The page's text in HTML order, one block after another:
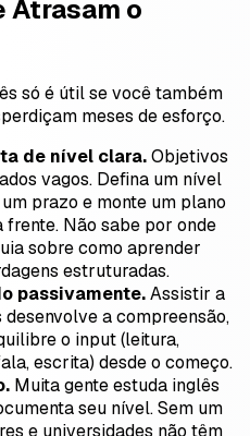
Atrasam o
só é útil se você também
meses de esforço.
de nível clara.Objetivos
vagos. Defina um nível
prazo e monte um plano
Não sabe por onde
sobre como aprender
estruturadas.
passivamente.Assistir a
a compreensão,
o input (leitura,
escrita) desde o começo.
Muita gente estuda inglês
seu nível. Sem um
e universidades não têm